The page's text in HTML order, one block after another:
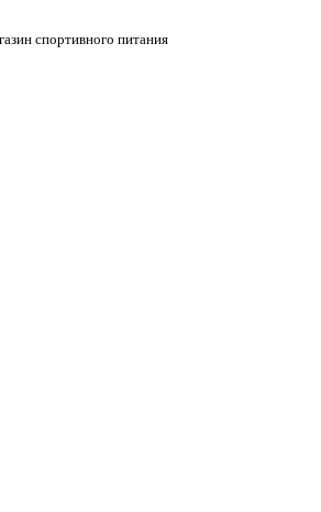
спортивного питания